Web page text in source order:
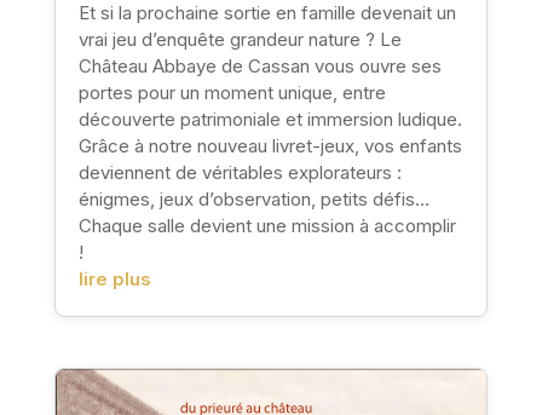
Et si la prochaine sortie en famille devenait un
vrai jeu d’enquête grandeur nature ? Le
Château Abbaye de Cassan vous ouvre ses
portes pour un moment unique, entre
découverte patrimoniale et immersion ludique.
Grâce à notre nouveau livret-jeux, vos enfants
deviennent de véritables explorateurs :
énigmes, jeux d’observation, petits défis…
Chaque salle devient une mission à accomplir
!
lire plus